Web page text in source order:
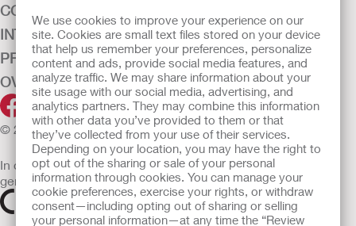
We use cookies to improve your experience on our
site. Cookies are small text files stored on your device
that help us remember your preferences, personalize
content and ads, provide social media features, and
analyze traffic. We may share information about your
site usage with our social media, advertising, and
analytics partners. They may combine this information
with other data you’ve provided to them or that
they’ve collected from your use of their services.
Depending on your location, you may have the right to
opt out of the sharing or sale of your personal
information through cookies. You can manage your
cookie preferences, exercise your rights, or withdraw
consent—including opting out of sharing or selling
your personal information—at any time the “Review
CONTINENTIEZORG
INTENSIEVE ZORG
PRODUCTEN
OVER ONS
© 2026 Hollister Incorporated
In de EU verkochte medische hulpmiddelen dienen
gemarkeerd te zijn met een van de volgende symbolen